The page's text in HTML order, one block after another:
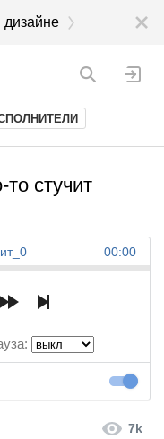
стучит
00:00
7k